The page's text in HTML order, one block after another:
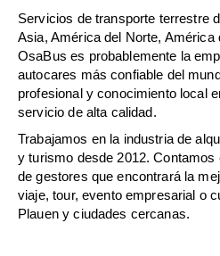
Servicios de transporte terrestre
Asia, América del Norte, América
OsaBus es probablemente la
autocares más confiable del
profesional y conocimiento local
servicio de alta calidad.
Trabajamos en la industria de
y turismo desde 2012. Contamos
de gestores que encontrará la
viaje, tour, evento empresarial o
Plauen y ciudades cercanas.